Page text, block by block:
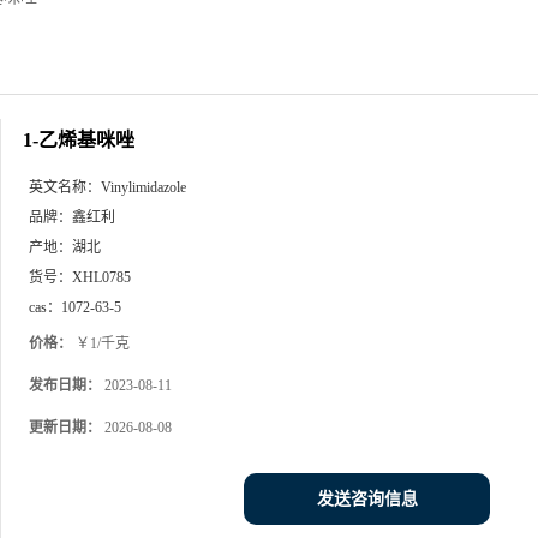
1-乙烯基咪唑
英文名称： Vinylimidazole
品牌： 鑫红利
产地： 湖北
货号： XHL0785
cas： 1072-63-5
价格： ￥1/千克
发布日期： 2023-08-11
更新日期： 2026-08-08
发送咨询信息